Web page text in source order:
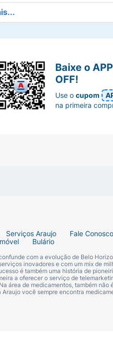
do seu bebê
quiser
Serviços Araujo
Fale Conosco
Bulário
com a evolução de Belo
inovadores e com um mix de
é também uma história de
a oferecer o serviço de
área de medicamentos, também não
você sempre encontra
Baixe o
OFF!
Use ocupom
na primeira